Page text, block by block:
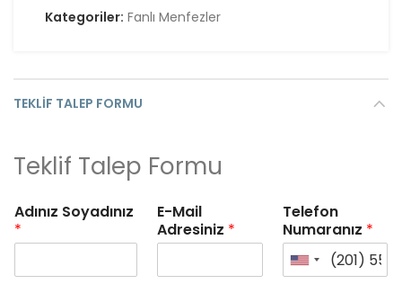
Kategoriler: Fanlı Menfezler
TEKLIF TALEP FORMU
Teklif Talep Formu
Adınız Soyadınız
*
E-Mail
Adresiniz *
Telefon
Numaranız *